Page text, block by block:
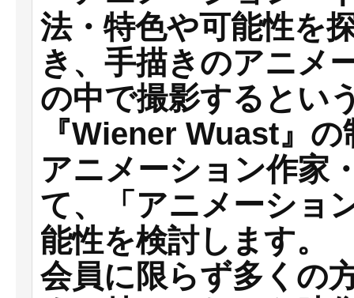
法・特色や可能性を
き、手描きのアニメ
の中で撮影するとい
『Wiener Wuast』
アニメーション作家
て、「アニメーショ
能性を検討します。
会員に限らず多くの